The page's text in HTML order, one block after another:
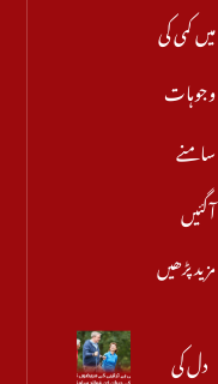
میں کمی کی
وجوہات
سامنے
آگئیں
مزید پڑھیں
دل کی